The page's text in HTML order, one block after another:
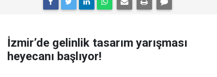
İzmir’de gelinlik tasarım yarışması
heyecanı başlıyor!